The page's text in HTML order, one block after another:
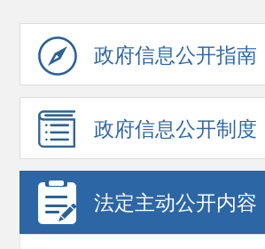
政府信息公开指南
政府信息公开制度
法定主动公开内容